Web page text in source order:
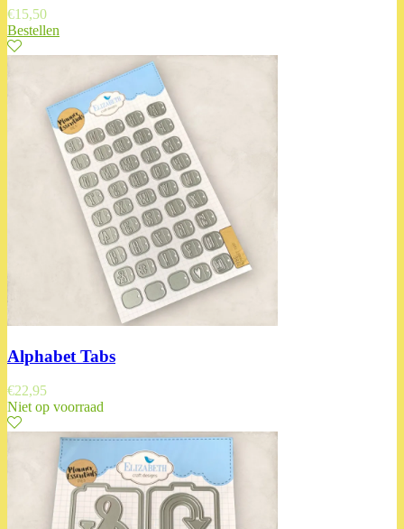
€15,50
Bestellen
Alphabet Tabs
€22,95
Niet op voorraad